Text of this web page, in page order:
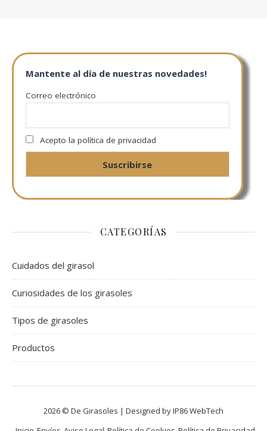
Mantente al día de nuestras novedades!
Correo electrónico
Acepto la política de privacidad
CATEGORÍAS
Cuidados del girasol
Curiosidades de los girasoles
Tipos de girasoles
Productos
2026 © De Girasoles | Designed by IP86 WebTech